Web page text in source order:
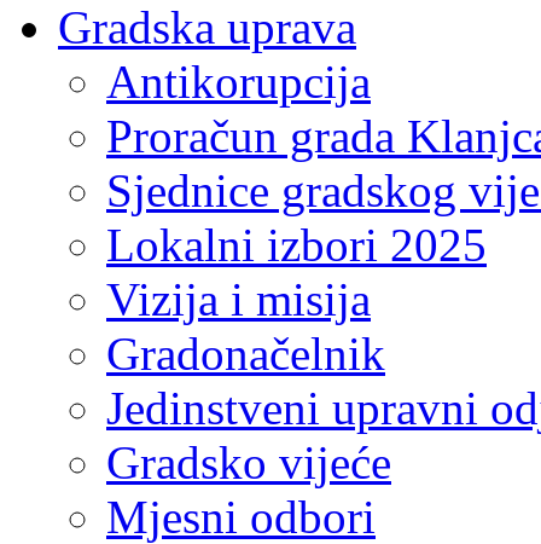
Gradska uprava
Antikorupcija
Proračun grada
Sjednice gradskog
Lokalni izbori 2025
Vizija i misija
Gradonačelnik
Jedinstveni upravni
Gradsko vijeće
Mjesni odbori